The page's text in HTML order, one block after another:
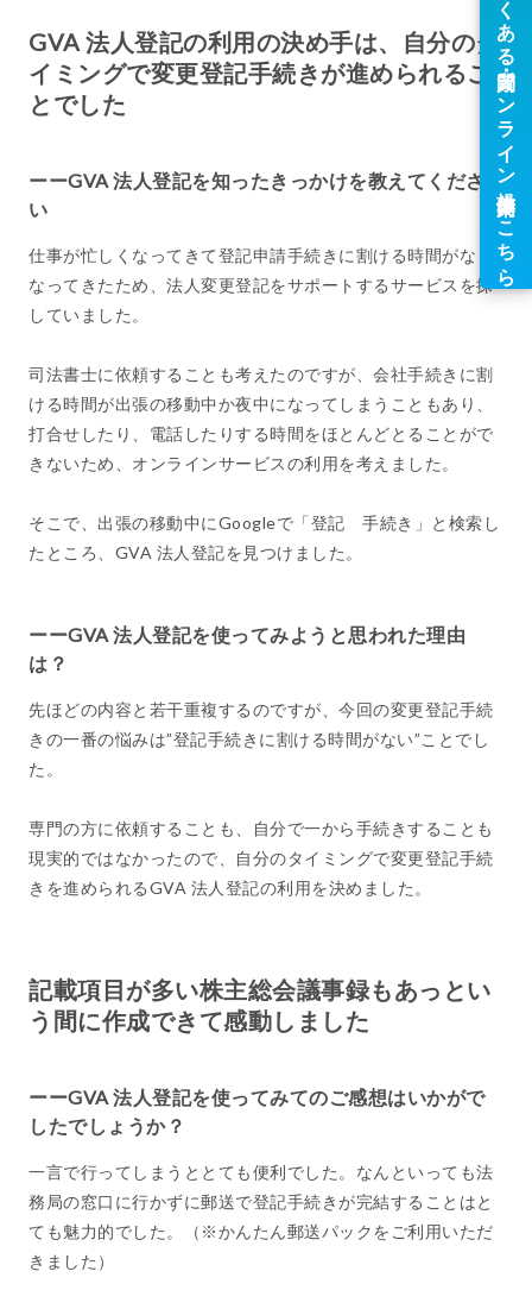
GVA 法人登記の利用の決め手は、自分のタ
イミングで変更登記手続きが進められるこ
とでした
ーーGVA 法人登記を知ったきっかけを教えてくださ
い
仕事が忙しくなってきて登記申請手続きに割ける時間がなく
なってきたため、法人変更登記をサポートするサービスを探
していました。
司法書士に依頼することも考えたのですが、会社手続きに割
ける時間が出張の移動中か夜中になってしまうこともあり、
打合せしたり、電話したりする時間をほとんどとることがで
きないため、オンラインサービスの利用を考えました。
そこで、出張の移動中にGoogleで「登記 手続き」と検索し
たところ、GVA 法人登記を見つけました。
ーーGVA 法人登記を使ってみようと思われた理由
は？
先ほどの内容と若干重複するのですが、今回の変更登記手続
きの一番の悩みは”登記手続きに割ける時間がない”ことでし
た。
専門の方に依頼することも、自分で一から手続きすることも
現実的ではなかったので、自分のタイミングで変更登記手続
きを進められるGVA 法人登記の利用を決めました。
記載項目が多い株主総会議事録もあっとい
う間に作成できて感動しました
ーーGVA 法人登記を使ってみてのご感想はいかがで
したでしょうか？
一言で行ってしまうととても便利でした。なんといっても法
務局の窓口に行かずに郵送で登記手続きが完結することはと
ても魅力的でした。（※かんたん郵送パックをご利用いただ
きました）